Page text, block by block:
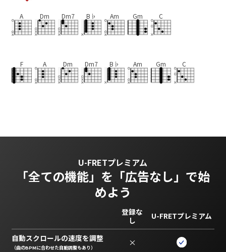
A Dm Dm7 B♭ Am Gm C
F A Dm Dm7 B♭ Am Gm C
U-FRETプレミアム
「全ての機能」を 「広告なし」で始
めよう
登録な
し
U-FRETプレミアム
自動スクロールの速度を調整
（曲のBPMに合わせた自動調整もあり） ×